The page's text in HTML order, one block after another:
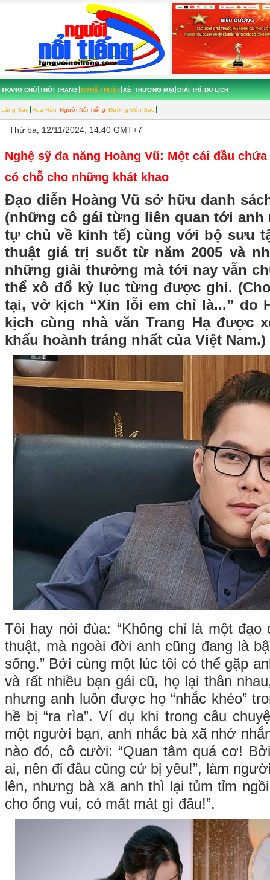
TRANG CHỦ THỜI TRANG NGHỆ THUẬT
Làng Sao Hoa Hậu Người Nổi Tiếng Đường Đến Sao
XẾ THƯƠNG MẠI GIẢI TRÍ DU LỊCH
Thứ ba, 12/11/2024, 14:40 GMT+7
Nghệ sỹ đa năng Hoàng Vũ: Một cái đầu
có chỗ cho những khát khao
Đạo diễn Hoàng Vũ sở hữu danh
(những cô gái từng liên quan tới anh
tự chủ về kinh tế) cùng với bộ sưu
thuật giá trị suốt từ năm 2005 và
những giải thưởng mà tới nay vẫn
thể xô đổ kỷ lục từng được ghi.
tại, vở kịch “Xin lỗi em chỉ là...” do
kịch cùng nhà văn Trang Hạ được
khấu hoành tráng nhất của Việt Nam.)
Tôi hay nói đùa: “Không chỉ là một đạo
thuật, mà ngoài đời anh cũng đang là
sống.” Bởi cùng một lúc tôi có thể gặp
và rất nhiều bạn gái cũ, họ lại thân
nhưng anh luôn được họ “nhắc khéo”
hề bị “ra rìa”. Ví dụ khi trong câu
một người bạn, anh nhắc bà xã nhớ
nào đó, cô cười: “Quan tâm quá cơ!
ai, nên đi đâu cũng cứ bị yêu!”, làm
lên, nhưng bà xã anh thì lại tủm tỉm
cho ổng vui, có mất mát gì đâu!”.